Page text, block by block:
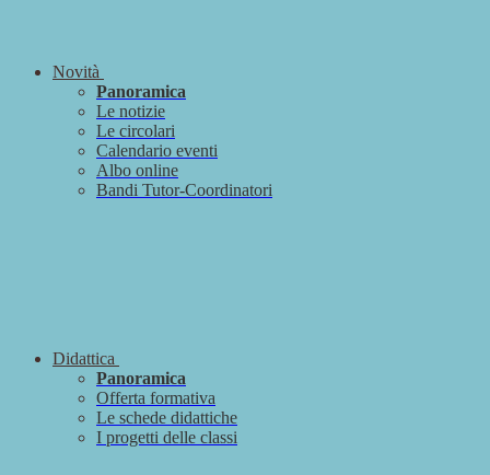
Novità
Panoramica
Le notizie
Le circolari
Calendario eventi
Albo online
Bandi Tutor-Coordinatori
Didattica
Panoramica
Offerta formativa
Le schede didattiche
I progetti delle classi